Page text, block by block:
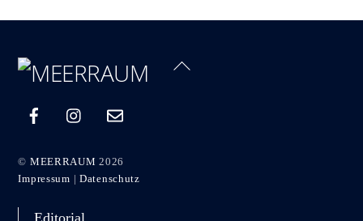
Back
© MEERRAUM 2026
Impressum | Datenschutz